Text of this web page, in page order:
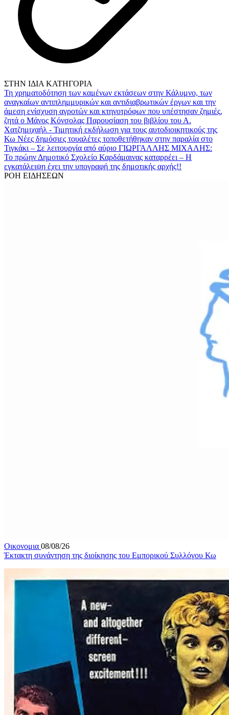
ΣΤΗΝ ΙΔΙΑ ΚΑΤΗΓΟΡΙΑ
Τη χρηματοδότηση των καμένων εκτάσεων στην Κάλυμνο, των
αναγκαίων αντιπλημμυρικών και αντιδιαβρωτικών έργων και την
άμεση ενίσχυση αγροτών και κτηνοτρόφων που υπέστησαν ζημιές,
ζητά ο Μάνος Κόνσολας Παρουσίαση του βιβλίου του Α.
Χατζημιχαήλ - Τιμητική εκδήλωση για τους αυτοδιοικητικούς της
Κω Νέες δημόσιες τουαλέτες τοποθετήθηκαν στην παραλία στο
Τιγκάκι – Σε λειτουργία από αύριο ΓΙΩΡΓΑΛΛΗΣ ΜΙΧΑΛΗΣ:
Το πρώην Δημοτικό Σχολείο Καρδάμαινας καταρρέει – Η
εγκατάλειψη έχει την υπογραφή της δημοτικής αρχής!!
ΡΟΗ ΕΙΔΗΣΕΩΝ
Οικονομια 08/08/26
Έκτακτη συνάντηση της διοίκησης του Εμπορικού Συλλόγου Κω